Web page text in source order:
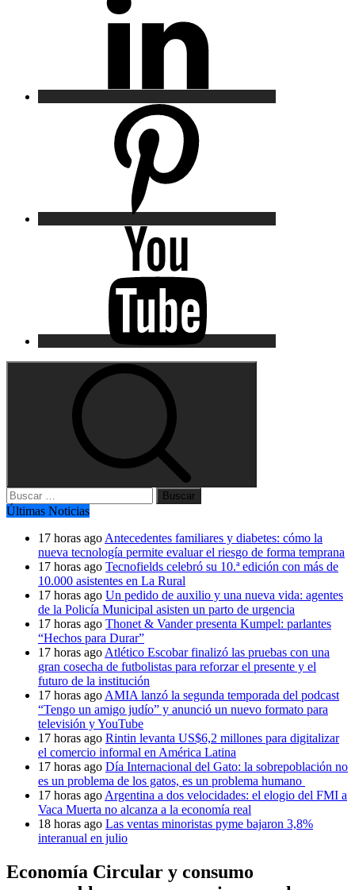
Buscar:
Últimas Noticias
17 horas ago Antecedentes familiares y diabetes: cómo la
nueva tecnología permite evaluar el riesgo de forma temprana
17 horas ago Tecnofields celebró su 10.ª edición con más de
10.000 asistentes en La Rural
17 horas ago Un pedido de auxilio y una nueva vida: agentes
de la Policía Municipal asisten un parto de urgencia
17 horas ago Thonet & Vander presenta Kumpel: parlantes
“Hechos para Durar”
17 horas ago Atlético Escobar finalizó las pruebas con una
gran cosecha de futbolistas para reforzar el presente y el
futuro de la institución
17 horas ago AMIA lanzó la segunda temporada del podcast
“Tengo un amigo judío” y anunció un nuevo formato para
televisión y YouTube
17 horas ago Rintin levanta US$6,2 millones para digitalizar
el comercio informal en América Latina
17 horas ago Día Internacional del Gato: la sobrepoblación no
es un problema de los gatos, es un problema humano
17 horas ago Argentina a dos velocidades: el elogio del FMI a
Vaca Muerta no alcanza a la economía real
18 horas ago Las ventas minoristas pyme bajaron 3,8%
interanual en julio
Economía Circular y consumo